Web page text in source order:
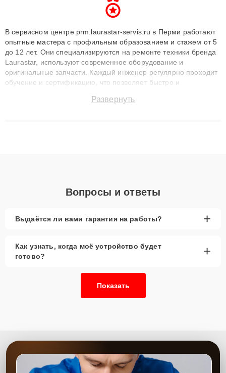
В сервисном центре prm.laurastar-servis.ru в Перми работают
опытные мастера с профильным образованием и стажем от 5
до 12 лет. Они специализируются на ремонте техники бренда
Laurastar, используют современное оборудование и
оригинальные запчасти. Каждый инженер регулярно проходит
обучение и сертификацию, что позволяет быстро и
сохранением гарантии до 3 лет. Наши мастера решают
Развернуть
Вопросы и ответы
Выдаётся ли вами гарантия на работы? +
Как узнать, когда моё устройство будет
готово?
+
Показать